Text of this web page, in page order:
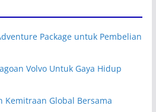
Package untuk Pembelian
Volvo Untuk Gaya Hidup
Kemitraan Global Bersama